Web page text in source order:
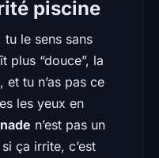
piscine
le sens sans
plus “douce”, la
tu n’as pas ce
les yeux en
n’est pas un
ça irrite, c’est